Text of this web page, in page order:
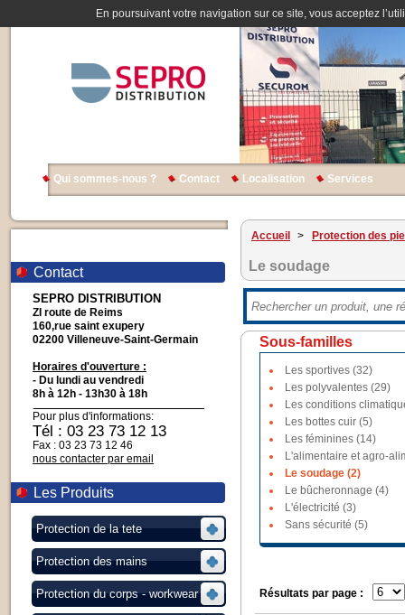
En poursuivant votre navigation sur ce site, vous acceptez
Qui sommes-nous ? Contact Localisation Services
Contact
SEPRO DISTRIBUTION
ZI route de Reims
160,rue saint exupery
02200 Villeneuve-Saint-Germain
Horaires d'ouverture :
- Du lundi au vendredi
8h à 12h - 13h30 à 18h
Pour plus d'informations:
Tél : 03 23 73 12 13
Fax : 03 23 73 12 46
nous contacter par email
Les Produits
Protection de la tete
Protection des mains
Protection du corps - workwear
Accueil > Protection des
Le soudage
Sous-familles
Les sportives (32)
Les polyvalentes (29)
Les conditions
Les bottes cuir (5)
Les féminines (14)
L'alimentaire et agro-
Le soudage (2)
Le bûcheronnage (4)
L'électricité (3)
Sans sécurité (5)
Résultats par page :